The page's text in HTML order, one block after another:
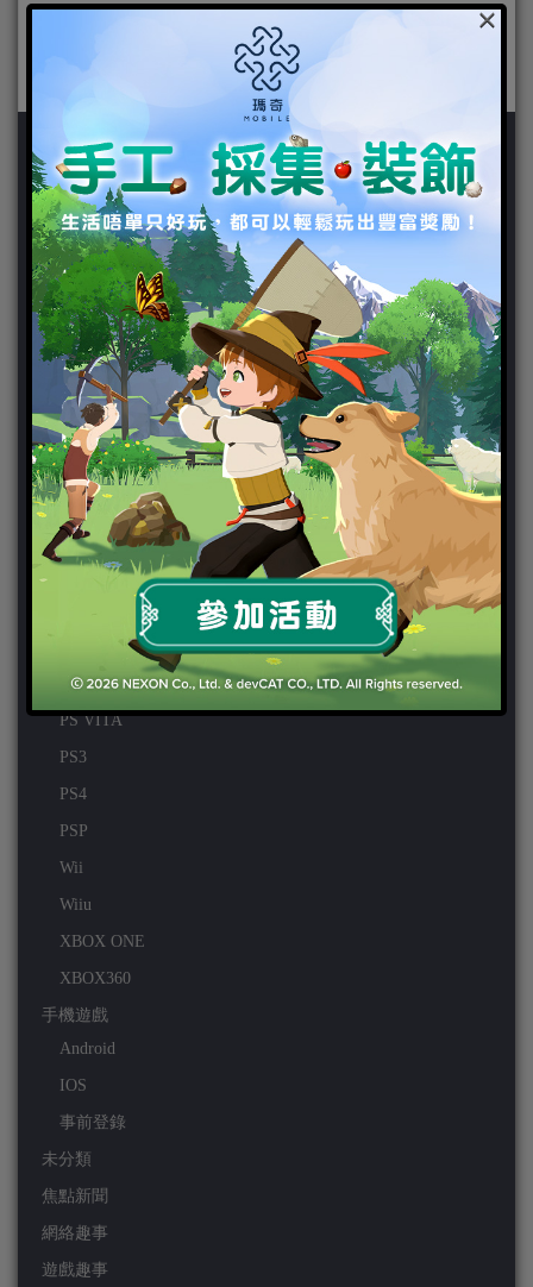
新聞分類
ChinaJoy 2018
Chinajoy2025
Cosplay 專區
TGS2019
VIPlayer
天堂2:革命 專區
天堂2:革命 攻略
天堂2:革命 新聞
好康活動
官方虛寶
PC
PS VITA
PS3
PS4
PSP
Wii
Wiiu
XBOX ONE
XBOX360
手機遊戲
Android
IOS
事前登錄
未分類
焦點新聞
網絡趣事
遊戲趣事
×